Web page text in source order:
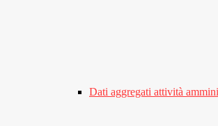
Dati aggregati attività